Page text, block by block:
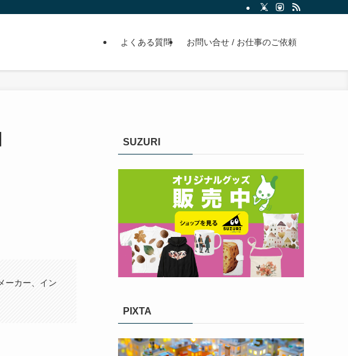
よくある質問 お問い合せ / お仕事のご依頼
ーカー、イン
SUZURI
PIXTA